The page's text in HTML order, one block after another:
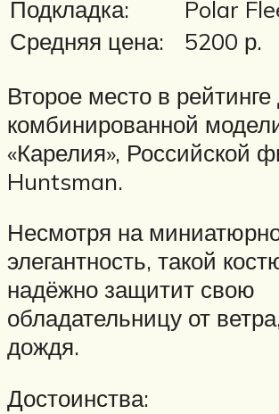
Подкладка:
Polar
Средняя цена:
5200 р.
Второе место в рейтинге
комбинированной
«Карелия», Российской
Huntsman.
Несмотря на
элегантность, такой
надёжно защитит свою
обладательницу от
дождя.
Достоинства: